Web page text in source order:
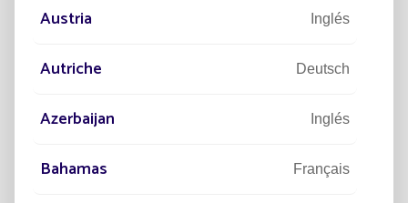
exigencias de austeridad presup
Suscripción al newsletter
Austria Inglés
Autriche Deutsch
Azerbaijan Inglés
Bahamas Français